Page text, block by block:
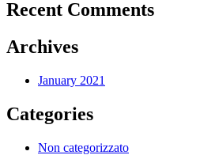
Recent Comments
Archives
January 2021
Categories
Non categorizzato